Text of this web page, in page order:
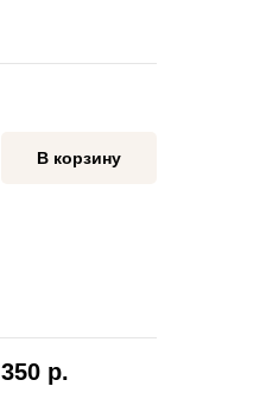
В корзину
350 р.